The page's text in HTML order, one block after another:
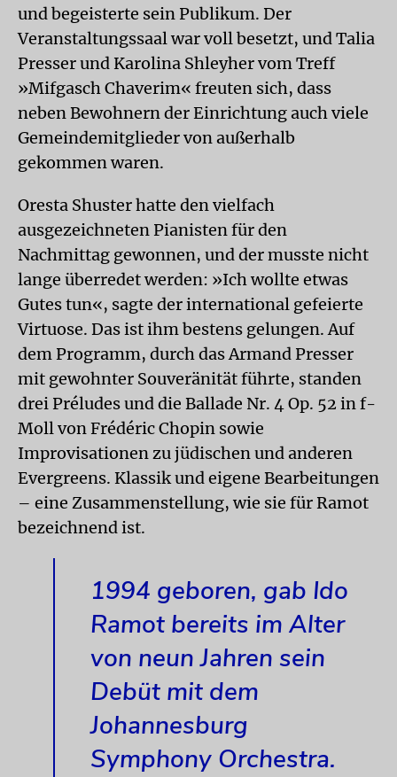
und begeisterte sein Publikum. Der
Veranstaltungssaal war voll besetzt, und Talia
Presser und Karolina Shleyher vom Treff
»Mifgasch Chaverim« freuten sich, dass
neben Bewohnern der Einrichtung auch viele
Gemeindemitglieder von außerhalb
gekommen waren.
Oresta Shuster hatte den vielfach
ausgezeichneten Pianisten für den
Nachmittag gewonnen, und der musste nicht
lange überredet werden: »Ich wollte etwas
Gutes tun«, sagte der international gefeierte
Virtuose. Das ist ihm bestens gelungen. Auf
dem Programm, durch das Armand Presser
mit gewohnter Souveränität führte, standen
drei Préludes und die Ballade Nr. 4 Op. 52 in f-
Moll von Frédéric Chopin sowie
Improvisationen zu jüdischen und anderen
Evergreens. Klassik und eigene Bearbeitungen
– eine Zusammenstellung, wie sie für Ramot
bezeichnend ist.
1994 geboren, gab Ido
Ramot bereits im Alter
von neun Jahren sein
Debüt mit dem
Johannesburg
Symphony Orchestra.